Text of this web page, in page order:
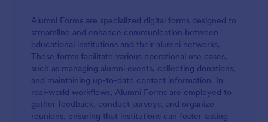
Alumni Forms are specialized digital forms designed to
streamline and enhance communication between
educational institutions and their alumni networks.
These forms facilitate various operational use cases,
such as managing alumni events, collecting donations,
and maintaining up-to-date contact information. In
real-world workflows, Alumni Forms are employed to
gather feedback, conduct surveys, and organize
reunions, ensuring that institutions can foster lasting